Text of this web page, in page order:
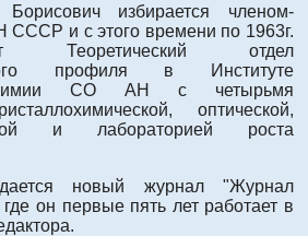
избирается членом-
СССР и с этого времени по 1963г.
Теоретический отдел
профиля в Институте
химии СО АН с четырьмя
оптической,
и лабораторией роста
новый журнал "Журнал
он первые пять лет работает в